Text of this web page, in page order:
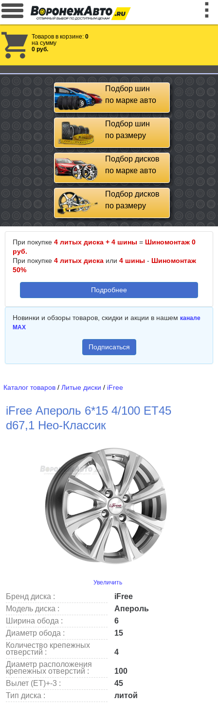
Товаров в корзине: 0
на сумму
0 руб.
Подбор шин
по марке авто
Подбор шин
по размеру
Подбор дисков
по марке авто
Подбор дисков
по размеру
При покупке 4 литых диска + 4 шины = Шиномонтаж 0
руб.
При покупке 4 литых диска или 4 шины - Шиномонтаж
50%
Подробнее
Новинки и обзоры товаров, скидки и акции в нашем канале
MAX
Подписаться
Каталог товаров / Литые диски / iFree
iFree Апероль 6*15 4/100 ET45
d67,1 Нео-Классик
Увеличить
Бренд диска :
iFree
Модель диска :
Апероль
Ширина обода :
6
Диаметр обода :
15
Количество крепежных
отверстий :
4
Диаметр расположения
крепежных отверстий :
100
Вылет (ET)+-3 :
45
Тип диска :
литой